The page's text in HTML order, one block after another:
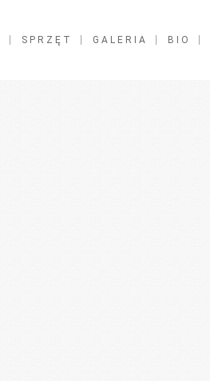
SPRZĘT GALERIA BIO